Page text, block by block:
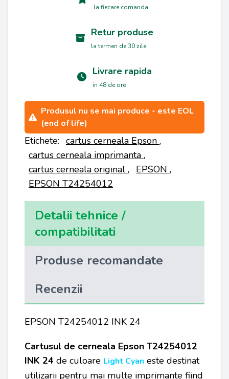
la fiecare comanda
Retur produse
la termen de 30 zile
Livrare rapida
in 48 de ore
Produsul nu se mai produce - este EOL
(end of life)
Etichete: cartus cerneala Epson ,
cartus cerneala imprimanta ,
cartus cerneala original , EPSON ,
EPSON T24254012
Detalii tehnice /
compatibilitati
Produse recomandate
Recenzii
EPSON T24254012 INK 24
Cartusul de cerneala Epson T24254012
INK 24 de culoare Light Cyan este destinat
utilizarii pentru mai multe imprimante fiind